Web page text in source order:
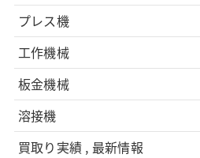
プレス機
工作機械
板金機械
溶接機
買取り実績 , 最新情報